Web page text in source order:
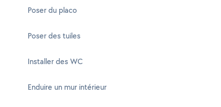
Poser du placo
Poser des tuiles
Installer des WC
Enduire un mur intérieur